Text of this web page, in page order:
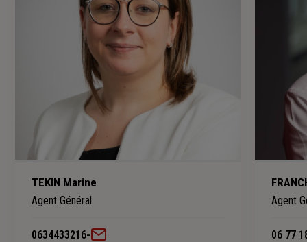
TEKIN Marine
Agent Général
0634433216-
Agent
06 77